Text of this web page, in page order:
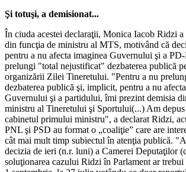
Şi totuşi, a demisionat...
În ciuda acestei declaraţii, Monica Iacob Ridzi a
din funcţia de ministru al MTS, motivând că
pentru a nu afecta imaginea Guvernului şi a
prelungi "total nejustificat" dezbaterea publică
organizării Zilei Tineretului. "Pentru a nu
dezbaterea publică şi, implicit, pentru a nu
Guvernului şi a partidului, îmi prezint demisia
ministru al Tineretului şi Sportului(...) Am
cabinetul primului ministru", a declarat Ridzi,
PNL şi PSD au format o „coaliţie” care are
cât mai mult timp subiectul în atenţia publică.
decizia de ieri (n.r. luni) a Camerei Deputaţilor
soluţionarea cazului Ridzi în Parlament ar trebui